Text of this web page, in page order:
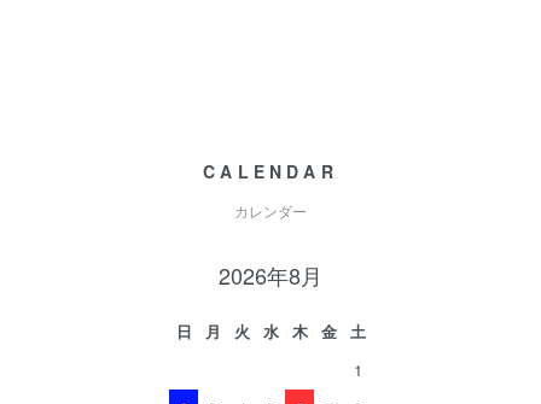
CALENDAR
カレンダー
2026年8月
日 月 火 水 木 金
土
1